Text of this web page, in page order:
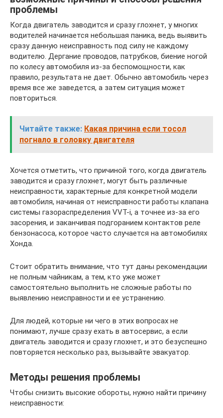
проблемы
Когда двигатель заводится и сразу глохнет, у многих
водителей начинается небольшая паника, ведь выявить
сразу данную неисправность под силу не каждому
водителю. Дергание проводов, патрубков, биение ногой
по колесу автомобиля из-за беспомощности, как
правило, результата не дает. Обычно автомобиль через
время все же заведется, а затем ситуация может
повториться.
Читайте также: Какая причина если тосол
погнало в головку двигателя
Хочется отметить, что причиной того, когда двигатель
заводится и сразу глохнет, могут быть различные
неисправности, характерные для конкретной модели
автомобиля, начиная от неисправности работы клапана
системы газораспределения VVT-i, а точнее из-за его
засорения, и заканчивая подгоранием контактов реле
бензонасоса, которое часто случается на автомобилях
Хонда.
Стоит обратить внимание, что тут даны рекомендации
не полным чайникам, а тем, кто уже может
самостоятельно выполнить не сложные работы по
выявлению неисправности и ее устранению.
Для людей, которые ни чего в этих вопросах не
понимают, лучше сразу ехать в автосервис, а если
двигатель заводится и сразу глохнет, и это безуспешно
повторяется несколько раз, вызывайте эвакуатор.
Методы решения проблемы
Чтобы снизить высокие обороты, нужно найти причину
неисправности: